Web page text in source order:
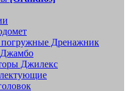
погружные Дренажник
Джилекс